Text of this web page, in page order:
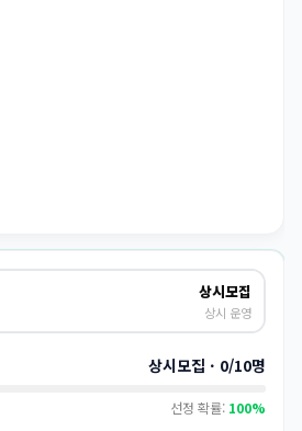
상시모집
상시 운영
상시모집 · 0/10명
선정 확률: 100%